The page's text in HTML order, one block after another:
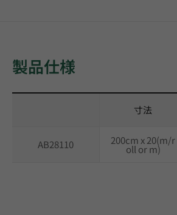
製品仕様
寸法
AB28110 200cm x 20(m/r
oll or m)